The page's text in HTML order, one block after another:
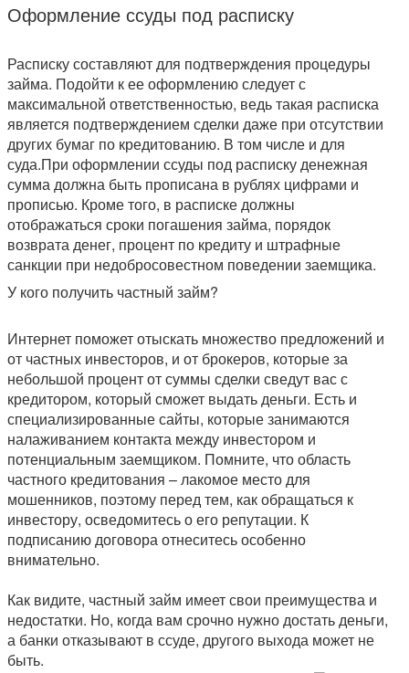
Оформление ссуды под расписку
Расписку составляют для подтверждения процедуры
займа. Подойти к ее оформлению следует с
максимальной ответственностью, ведь такая расписка
является подтверждением сделки даже при отсутствии
других бумаг по кредитованию. В том числе и для
суда.При оформлении ссуды под расписку денежная
сумма должна быть прописана в рублях цифрами и
прописью. Кроме того, в расписке должны
отображаться сроки погашения займа, порядок
возврата денег, процент по кредиту и штрафные
санкции при недобросовестном поведении заемщика.
У кого получить частный займ?
Интернет поможет отыскать множество предложений и
от частных инвесторов, и от брокеров, которые за
небольшой процент от суммы сделки сведут вас с
кредитором, который сможет выдать деньги. Есть и
специализированные сайты, которые занимаются
налаживанием контакта между инвестором и
потенциальным заемщиком. Помните, что область
частного кредитования – лакомое место для
мошенников, поэтому перед тем, как обращаться к
инвестору, осведомитесь о его репутации. К
подписанию договора отнеситесь особенно
внимательно.
Как видите, частный займ имеет свои преимущества и
недостатки. Но, когда вам срочно нужно достать деньги,
а банки отказывают в ссуде, другого выхода может не
быть.